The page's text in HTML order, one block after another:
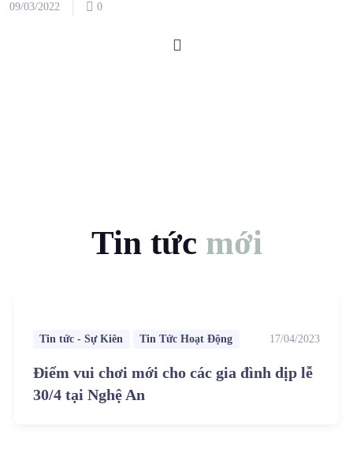
09/03/2022 0
Tin tức mới
Tin tức - Sự Kiên Tin Tức Hoạt Động 17/04/2023
Điểm vui chơi mới cho các gia đình dịp lễ
30/4 tại Nghệ An